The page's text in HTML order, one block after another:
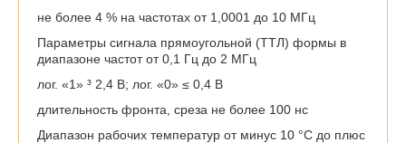
не более 4 % на частотах от 1,0001 до 10 МГц
Параметры сигнала прямоугольной (ТТЛ) формы в
диапазоне частот от 0,1 Гц до 2 МГц
лог. «1» ³ 2,4 В; лог. «0» ≤ 0,4 В
длительность фронта, среза не более 100 нс
Диапазон рабочих температур от минус 10 °С до плюс